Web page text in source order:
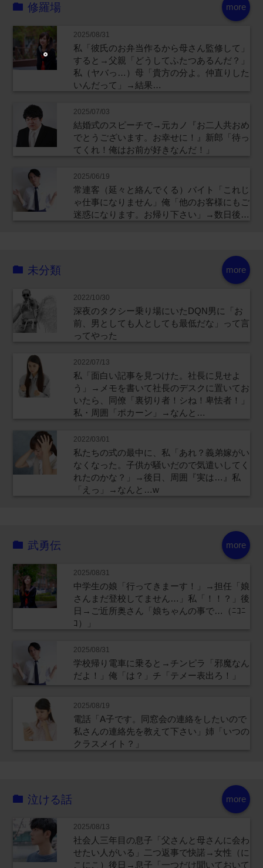
more
修羅場
2025/08/31
私「彼氏のお弁当作るから母さん監修して」
すると→父親「どうしてふたつあるんだ？」
私（ヤバっ…）母「貴方の分よ。仲直りした
いんだって」→結果…
2025/07/03
結婚式のスピーチで→元カノ『お二人共おめ
でとうございます。お幸せに！』新郎「待っ
てくれ！俺はお前が好きなんだ！」
2025/06/19
常連客（延々と絡んでくる）バイト「これじ
ゃ仕事になりません」俺「他のお客様にもご
迷惑になります。お帰り下さい」→数日後…
more
未分類
2022/10/30
深夜のタクシー乗り場にいたDQN男に「お
前、男としても人としても最低だな」って言
ってやった
2022/07/13
私「面白い記事を見つけた。社長に見せよ
う」→メモを書いて社長のデスクに置いてお
いたら、同僚「裏切り者！シね！卑怯者！」
私・周囲「ポカーン」→なんと…
2022/03/01
私たちの式の最中に、私「あれ？義弟嫁がい
なくなった。子供が騒いだので気遣いしてく
れたのかな？」→後日、周囲『実は…』私
「えっ」→なんと…w
more
武勇伝
2025/08/31
中学生の娘「行ってきまーす！」→担任「娘
さんまだ登校してません…」私「！！？」後
日→ご近所奥さん「娘ちゃんの事で…（ﾆｺﾆ
ｺ）」
2025/08/31
学校帰り電車に乗ると→チンピラ「邪魔なん
だよ！」俺「は？」チ「テメー表出ろ！」
2025/08/19
電話「A子です。同窓会の連絡をしたいので
私さんの連絡先を教えて下さい」姉「いつの
クラスメイト？」
more
泣ける話
2025/08/13
社会人三年目の息子「父さんと母さんに会わ
せたい人がいる」二つ返事で快諾→女性（に
こにこ）後日→息子「一つだけ聞いておいて